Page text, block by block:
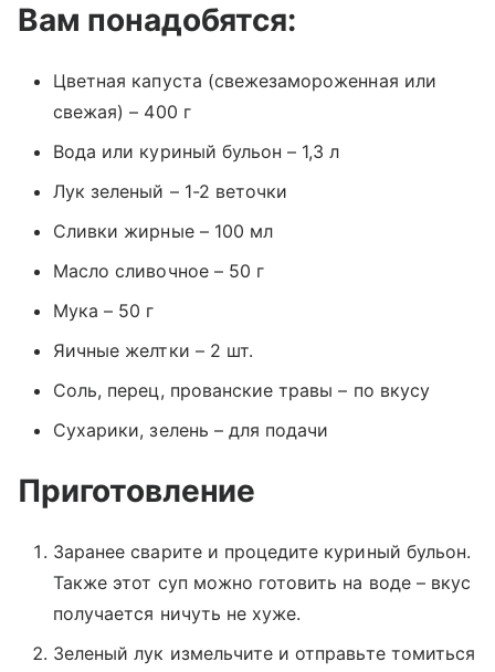
Вам понадобятся:
Цветная капуста (свежезамороженная или
свежая) – 400 г
Вода или куриный бульон – 1,3 л
Лук зеленый – 1-2 веточки
Сливки жирные – 100 мл
Масло сливочное – 50 г
Мука – 50 г
Яичные желтки – 2 шт.
Соль, перец, прованские травы – по вкусу
Сухарики, зелень – для подачи
Приготовление
Заранее сварите и процедите куриный бульон.
Также этот суп можно готовить на воде – вкус
получается ничуть не хуже.
Зеленый лук измельчите и отправьте томиться